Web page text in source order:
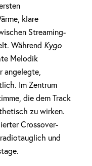
klare
Streaming-
Während Kygo
Melodik
angelegte,
Im Zentrum
die dem Track
zu wirken.
Crossover-
und